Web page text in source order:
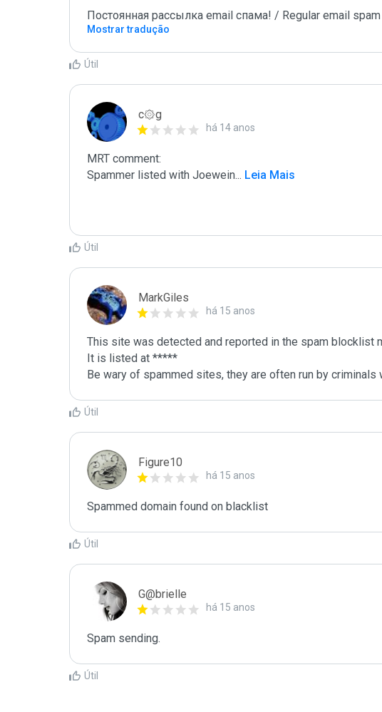
Постоянная рассылка email спама! / Regular email
Mostrar tradução
Útil
c۞g
há 14 anos
MRT comment:
Spammer listed with Joewein ... Leia Mais
Útil
MarkGiles
há 15 anos
This site was detected and reported in the spam blocklist
It is listed at *****
Be wary of spammed sites, they are often run by criminals
Útil
Figure10
há 15 anos
Spammed domain found on blacklist
Útil
G@brielle
há 15 anos
Spam sending.
Útil